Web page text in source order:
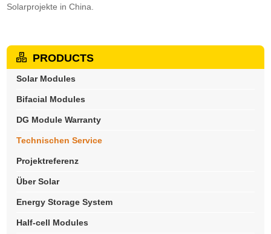
Solarprojekte in China.
PRODUCTS
Solar Modules
Bifacial Modules
DG Module Warranty
Technischen Service
Projektreferenz
Über Solar
Energy Storage System
Half-cell Modules